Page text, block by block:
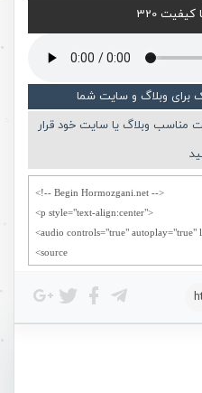
320
برای وبلاگ و سایت شما
وبلاگ یا سایت خود قرار